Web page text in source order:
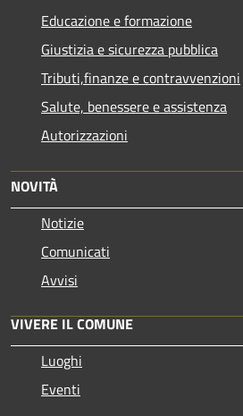
Educazione e formazione
Giustizia e sicurezza pubblica
Tributi,finanze e contravvenzioni
Salute, benessere e assistenza
Autorizzazioni
NOVITÀ
Notizie
Comunicati
Avvisi
VIVERE IL COMUNE
Luoghi
Eventi